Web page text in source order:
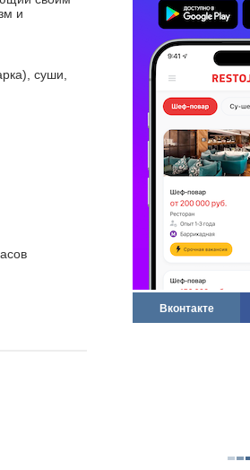
Вконтакте
и
суши,